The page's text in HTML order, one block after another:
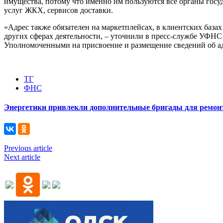
услуг ЖКХ, сервисов доставки.
«Адрес также обязателен на маркетплейсах, в клиентских
других сферах деятельности, – уточнили в пресс-службе
Уполномоченными на присвоение и размещение сведений об
ТГ
ФНС
Энергетики привлекли дополнительные бригады для
Previous article
Next article